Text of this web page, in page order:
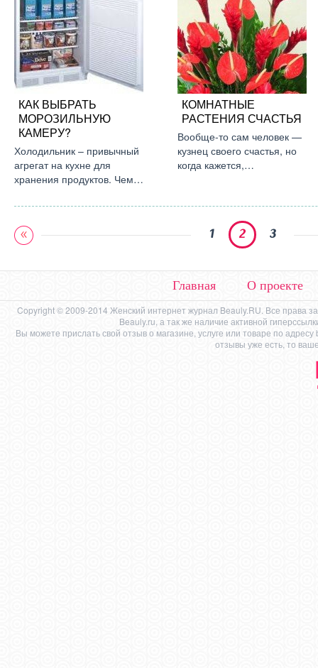
КАК ВЫБРАТЬ
МОРОЗИЛЬНУЮ
КАМЕРУ?
Холодильник – привычный
агрегат на кухне для
хранения продуктов. Чем…
КОМНАТНЫЕ
РАСТЕНИЯ СЧАСТЬЯ
Вообще-то сам человек —
кузнец своего счастья, но
когда кажется,…
1 2 3
Главная О проекте
Copyright © 2009-2014 Женский интернет журнал Beauly.RU. Все права
Beauly.ru, а так же наличие активной
Вы можете прислать свой отзыв о магазине, услуге или товаре по адресу
отзывы уже есть, то